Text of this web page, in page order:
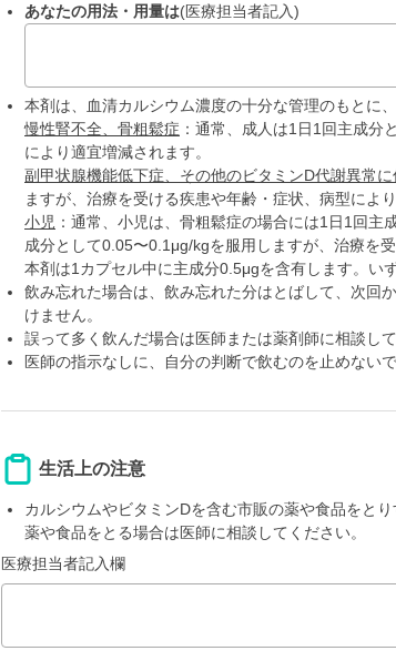
あなたの用法・用量は(医療担当者記入)
本剤は、血清カルシウム濃度の十分な管理のもとに
慢性腎不全、骨粗鬆症 ：通常、成人は1日1回主成分
により適宜増減されます。
副甲状腺機能低下症、その他のビタミンD代謝異常に
ますが、治療を受ける疾患や年齢・症状、病型によ
小児 ：通常、小児は、骨粗鬆症の場合には1日1回
成分として0.05〜0.1μg/kgを服用しますが、治療を
本剤は1カプセル中に主成分0.5μgを含有します。い
飲み忘れた場合は、飲み忘れた分はとばして、次回
けません。
誤って多く飲んだ場合は医師または薬剤師に相談して
医師の指示なしに、自分の判断で飲むのを止めないで
生活上の注意
カルシウムやビタミンDを含む市販の薬や食品をと
薬や食品をとる場合は医師に相談してください。
医療担当者記入欄